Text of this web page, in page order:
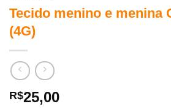
Tecido menino e menina
(4G)
R$25,00